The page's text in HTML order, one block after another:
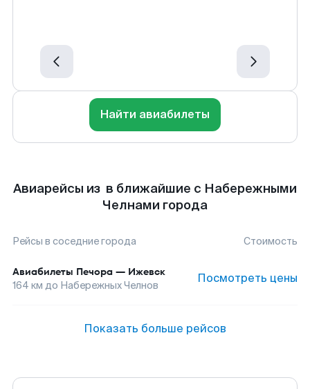
Найти авиабилеты
Авиарейсы из в ближайшие с Набережными
Челнами города
Рейсы в соседние города Стоимость
Авиабилеты Печора — Ижевск
164 км до Набережных Челнов Посмотреть цены
Показать больше рейсов